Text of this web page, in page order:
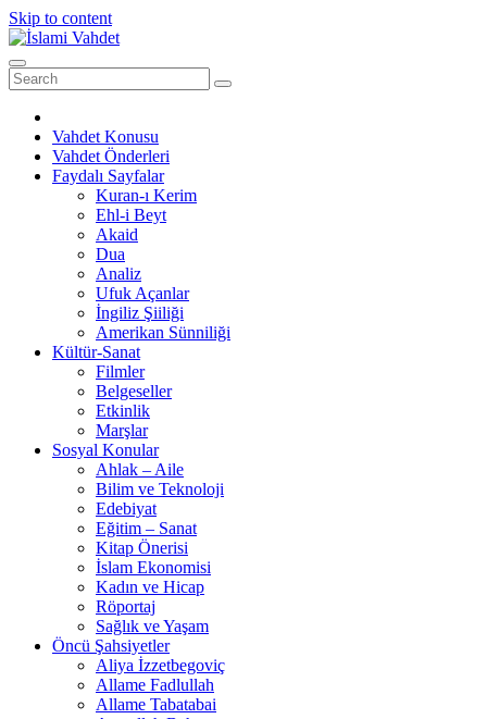
Skip to content
Vahdet Konusu
Vahdet Önderleri
Faydalı Sayfalar
Kuran-ı Kerim
Ehl-i Beyt
Akaid
Dua
Analiz
Ufuk Açanlar
İngiliz Şiiliği
Amerikan Sünniliği
Kültür-Sanat
Filmler
Belgeseller
Etkinlik
Marşlar
Sosyal Konular
Ahlak – Aile
Bilim ve Teknoloji
Edebiyat
Eğitim – Sanat
Kitap Önerisi
İslam Ekonomisi
Kadın ve Hicap
Röportaj
Sağlık ve Yaşam
Öncü Şahsiyetler
Aliya İzzetbegoviç
Allame Fadlullah
Allame Tabatabai